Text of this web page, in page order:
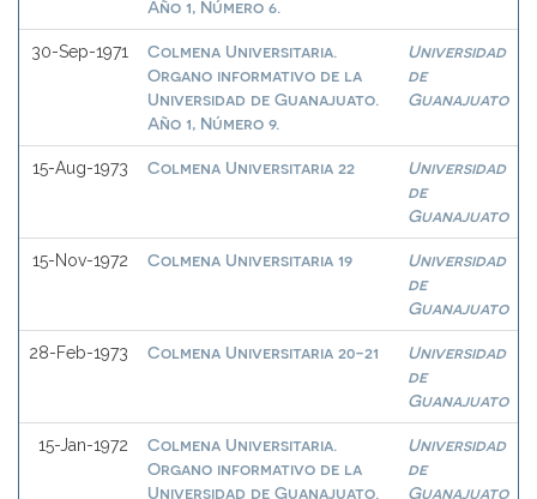
Año 1, Número 6.
30-Sep-1971
Colmena Universitaria.
Organo informativo de la
Universidad de Guanajuato.
Año 1, Número 9.
Universidad
de
Guanajuato
15-Aug-1973 Colmena Universitaria 22
Universidad
de
Guanajuato
15-Nov-1972 Colmena Universitaria 19
Universidad
de
Guanajuato
28-Feb-1973 Colmena Universitaria 20-21
Universidad
de
Guanajuato
15-Jan-1972
Colmena Universitaria.
Organo informativo de la
Universidad de Guanajuato.
Universidad
de
Guanajuato